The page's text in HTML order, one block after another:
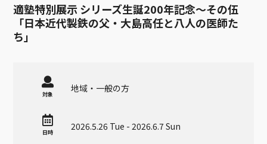
適塾特別展示 シリーズ生誕200年記念～その伍
「日本近代製鉄の父・大島高任と八人の医師た
ち」
対象
地域・一般の方
日時
2026.5.26 Tue - 2026.6.7 Sun